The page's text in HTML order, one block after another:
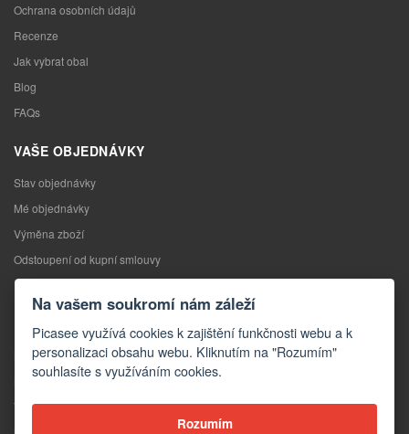
Ochrana osobních údajů
Recenze
Jak vybrat obal
Blog
FAQs
VAŠE OBJEDNÁVKY
Stav objednávky
Mé objednávky
Výměna zboží
Odstoupení od kupní smlouvy
Reklamace
Kontakty
Kontaktní formulář
Velkoobchod
Na vašem soukromí nám záleží
Picasee využívá cookies k zajištění funkčnosti webu a k
personalizaci obsahu webu. Kliknutím na "Rozumím"
souhlasíte s využíváním cookies.
Rozumím